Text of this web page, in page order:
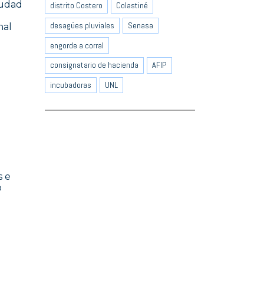
e
distrito Costero
Colastiné
desagües pluviales
Senasa
engorde a corral
consignatario de hacienda
AFIP
incubadoras
UNL